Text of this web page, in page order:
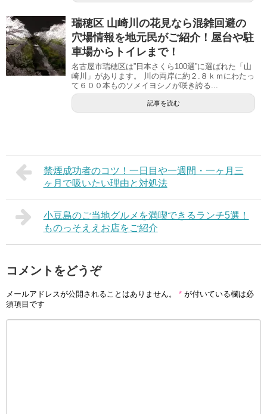
瑞穂区 山崎川の花見なら混雑回避の
穴場情報を地元民がご紹介！屋台や駐
車場からトイレまで！
名古屋市瑞穂区は”日本さくら100選”に選ばれた「山
崎川」があります。 川の両岸に約２.８ｋｍにわたっ
て６００本ものソメイヨシノが咲き誇る...
記事を読む
禁煙成功者のコツ！一日目や一週間・一ヶ月三
ヶ月で吸いたい理由と対処法
小豆島のご当地グルメを満喫できるランチ5選！
ものっそええお店をご紹介
コメントをどうぞ
メールアドレスが公開されることはありません。 * が付いている欄は必
須項目です